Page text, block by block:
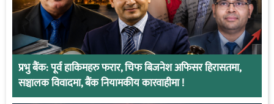
प्रभु बैंक: पूर्व हाकिमहरु फरार, चिफ बिजनेश अफिसर हिरासतमा,
सञ्चालक विवादमा, बैंक नियामकीय कारवाहीमा !